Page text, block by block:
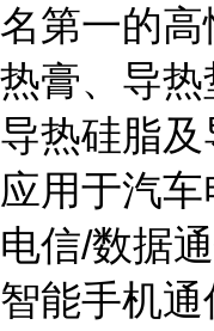
名第一的
热膏、导热
导热硅脂及
应用于汽车
电信/数据
智能手机通